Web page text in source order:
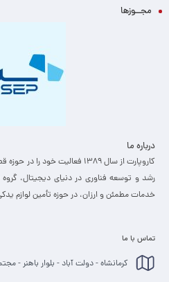
مجــوزها
درباره ما
کاروپارت از سال ۱۳۸۹ فعالیت
خدمات مطمئن و ارزان، ­در حوزه تأمین لوازم
تماس با ما
کرمانشاه - دولت آباد - بلوار باهنر -